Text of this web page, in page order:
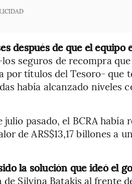
después de que el equipo
seguros de recompra
títulos del Tesoro- que
había alcanzado niveles
pasado, el BCRA había
de ARS$13,17 billones a
la solución que ideó el
Silvina Batakis al frente